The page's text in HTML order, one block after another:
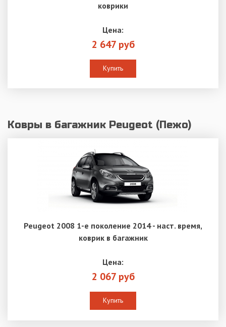
коврики
Цена:
2 647 руб
Купить
Ковры в багажник Peugeot (Пежо)
Peugeot 2008 1-е поколение 2014 - наст. время,
коврик в багажник
Цена:
2 067 руб
Купить